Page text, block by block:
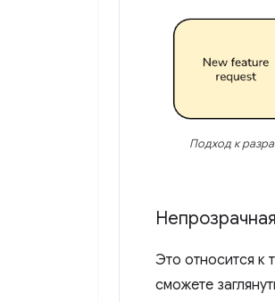
Подход к
Это относится к
сможете